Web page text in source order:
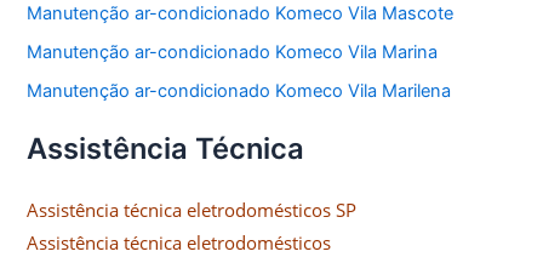
Manutenção ar-condicionado Komeco Vila Mascote
Manutenção ar-condicionado Komeco Vila Marina
Manutenção ar-condicionado Komeco Vila Marilena
Assistência Técnica
Assistência técnica eletrodomésticos SP
Assistência técnica eletrodomésticos